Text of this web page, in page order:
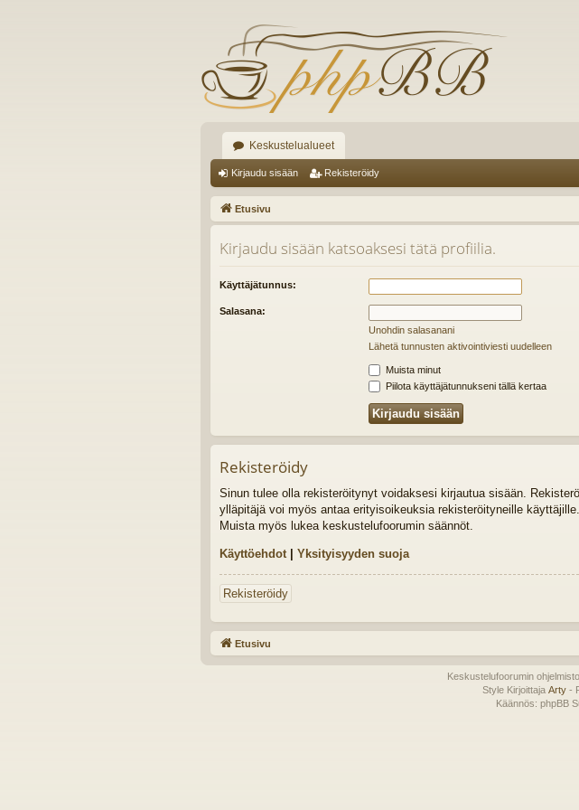
Keskustelualueet
Kirjaudu sisään Rekisteröidy
Etusivu
Kirjaudu sisään katsoaksesi tätä profiilia.
Käyttäjätunnus:
Salasana:
Unohdin salasanani
Lähetä tunnusten aktivointiviesti uudelleen
Muista minut
Piilota käyttäjätunnukseni tällä kertaa
Rekisteröidy
Sinun tulee olla rekisteröitynyt voidaksesi kirjautua sisään.
ylläpitäjä voi myös antaa erityisoikeuksia rekisteröityneille
Muista myös lukea keskustelufoorumin säännöt.
Käyttöehdot | Yksityisyyden suoja
Rekisteröidy
Etusivu
Keskustelufoorumin ohjelmisto
Style Kirjoittaja Arty-
Käännös: phpBB